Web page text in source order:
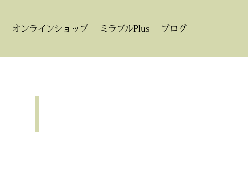
オンラインショップ ミラブルPlus ブログ